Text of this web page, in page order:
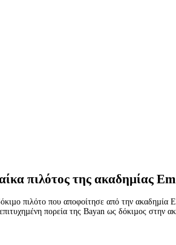
πιλότος της ακαδηµίας
πιλότο που αποφοίτησε από την
πορεία της Bayan ως δόκιµος